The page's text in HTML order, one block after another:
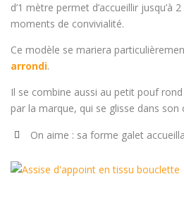
d’1 mètre permet d’accueillir jusqu’à
moments de convivialité.
Ce modèle se mariera
arrondi.
Il se combine aussi au petit pouf
par la marque, qui se glisse dans son
On aime : sa forme galet